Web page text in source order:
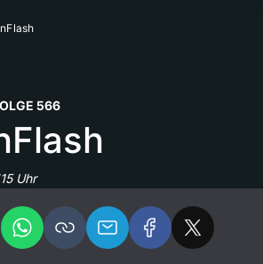
566
Uhr